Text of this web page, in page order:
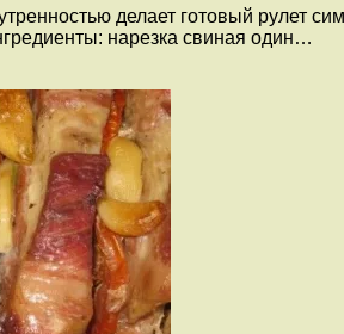
делает готовый рулет
нарезка свиная один…